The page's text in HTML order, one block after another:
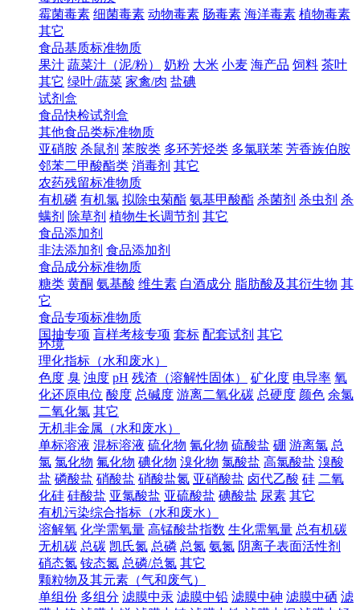
霉菌毒素 细菌毒素 动物毒素 肠毒素 海洋毒素 植物毒素
其它
食品基质标准物质
果汁 蔬菜汁（泥/粉） 奶粉 大米 小麦 海产品 饲料 茶叶
其它 绿叶/蔬菜 家禽/肉 盐碘
试剂盒
食品快检试剂盒
其他食品类标准物质
亚硝胺 杀鼠剂 苯胺类 多环芳烃类 多氯联苯 芳香族伯胺
邻苯二甲酸酯类 消毒剂 其它
农药残留标准物质
有机磷 有机氯 拟除虫菊酯 氨基甲酸酯 杀菌剂 杀虫剂 杀
螨剂 除草剂 植物生长调节剂 其它
食品添加剂
非法添加剂 食品添加剂
食品成分标准物质
糖类 黄酮 氨基酸 维生素 白酒成分 脂肪酸及其衍生物 其
它
食品专项标准物质
国抽专项 盲样考核专项 套标 配套试剂 其它
环境
理化指标（水和废水）
色度 臭 浊度 pH 残渣（溶解性固体） 矿化度 电导率 氧
化还原电位 酸度 总碱度 游离二氧化碳 总硬度 颜色 余氯
二氧化氯 其它
无机非金属（水和废水）
单标溶液 混标溶液 硫化物 氰化物 硫酸盐 硼 游离氯 总
氯 氯化物 氟化物 碘化物 溴化物 氯酸盐 高氯酸盐 溴酸
盐 磷酸盐 硝酸盐 硝酸盐氮 亚硝酸盐 卤代乙酸 硅 二氧
化硅 硅酸盐 亚氯酸盐 亚硫酸盐 碘酸盐 尿素 其它
有机污染综合指标（水和废水）
溶解氧 化学需氧量 高锰酸盐指数 生化需氧量 总有机碳
无机碳 总碳 凯氏氮 总磷 总氮 氨氮 阴离子表面活性剂
硝态氮 铵态氮 总磷/总氮 其它
颗粒物及其元素（气和废气）
单组份 多组分 滤膜中汞 滤膜中铅 滤膜中砷 滤膜中硒 滤